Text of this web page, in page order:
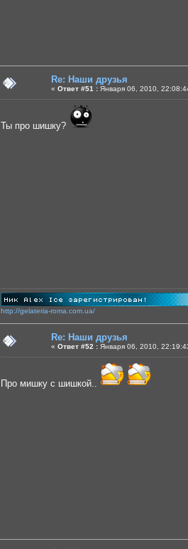
Re: Наши друзья
« Ответ #51 : Января 06, 2010,
Ты про шишку?
http://gelateria-roma.com.ua/
Re: Наши друзья
« Ответ #52 : Января 06, 2010,
Про мишку с шишкой..